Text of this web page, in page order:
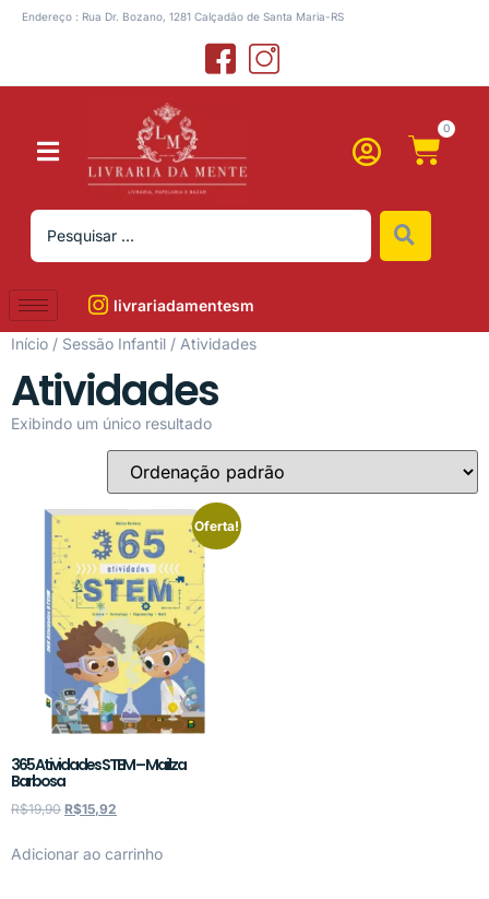
Endereço : Rua Dr. Bozano, 1281 Calçadão de Santa Maria-RS
0
livrariadamentesm
Início / Sessão Infantil / Atividades
Atividades
Exibindo um único resultado
Oferta!
365 Atividades STEM – Mailza
Barbosa
R$19,90 R$15,92
Adicionar ao carrinho